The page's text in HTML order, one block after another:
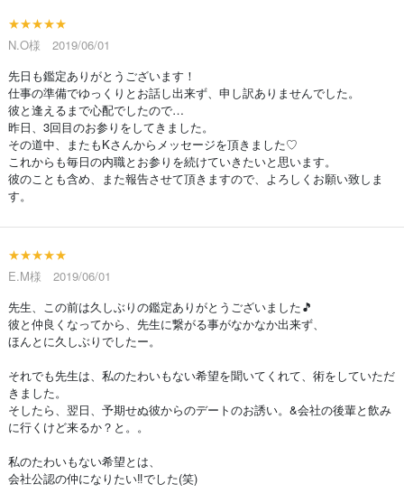
★★★★★
N.O様 2019/06/01
先日も鑑定ありがとうございます！
仕事の準備でゆっくりとお話し出来ず、申し訳ありませんでした。
彼と逢えるまで心配でしたので…
昨日、3回目のお参りをしてきました。
その道中、またもKさんからメッセージを頂きました♡
これからも毎日の内職とお参りを続けていきたいと思います。
彼のことも含め、また報告させて頂きますので、よろしくお願い致しま
す。
★★★★★
E.M様 2019/06/01
先生、この前は久しぶりの鑑定ありがとうございました🎵
彼と仲良くなってから、先生に繋がる事がなかなか出来ず、
ほんとに久しぶりでしたー。
それでも先生は、私のたわいもない希望を聞いてくれて、術をしていただ
きました。
そしたら、翌日、予期せぬ彼からのデートのお誘い。&会社の後輩と飲み
に行くけど来るか？と。。
私のたわいもない希望とは、
会社公認の仲になりたい‼️でした(笑)